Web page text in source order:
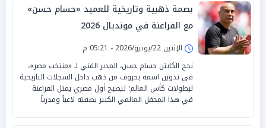
بصمة ذهبية وتاريخية للعميد «حسام حسن»
مع الفراعنة في مونديال 2026
الإثنين 22/يونيو/2026 - 05:21 م
نجح الكابتن حسام حسن، المدير الفني لـ «منتخب مصر»،
في تدوين اسمه بحروف من ذهب داخل السجلات التاريخية
لبطولات كأس العالم؛ ليصبح أول مصري يمثل الفراعنة
في هذا المحفل العالمي الكبير بصفته لاعباً ومدرباً.